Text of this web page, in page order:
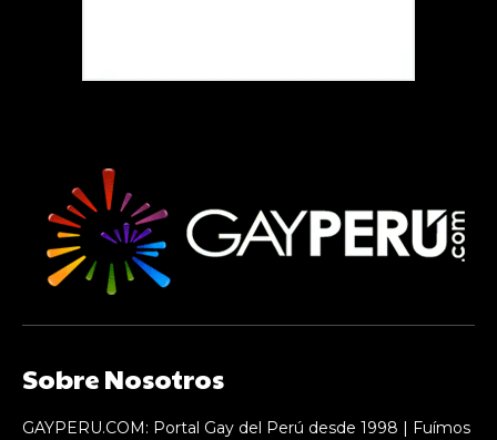
Sobre Nosotros
GAYPERU.COM: Portal Gay del Perú desde 1998 | Fuímos